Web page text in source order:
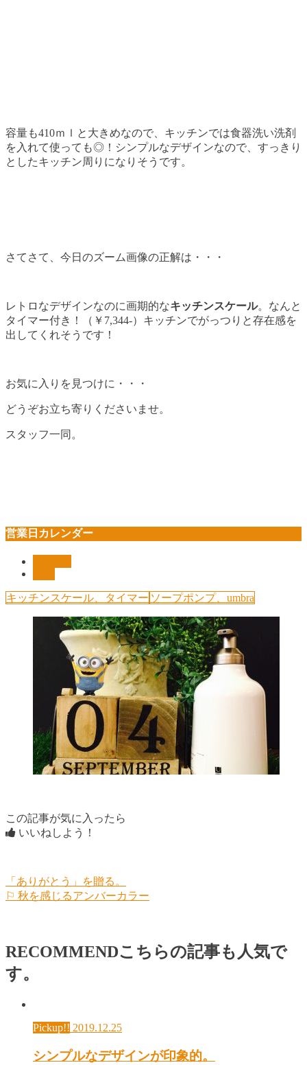
容量も410ｍｌと大きめなので、キッチンでは食器洗い洗剤
を入れて使っても◎！シンプルなデザインなので、すっきり
としたキッチン周りになりそうです。
さてさて、今日のズーム画像の正解は・・・
レトロなデザインなのに画期的なキッチンスケール。なんと
タイマー付き！（￥7,344-）キッチンでがっつりと存在感を
出してくれそうです！
お気に入りを見つけに・・・
どうぞお立ち寄りくださいませ。
スタッフ一同。
営業日カレンダー
キッチンスケール、タイマー ソープポンプ、umbra
この記事が気に入ったら
いいねしよう！
「ありがとう」を贈る。
⚐ 秋を感じるアンバーカラー
RECOMMENDこちらの記事も人気で
す。
Pickup!! 2019.12.25
シンプルなデザインが印象的。